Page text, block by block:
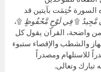
السورة خُتِمَت بآيتين قد
مَّجِيدٌ ۩فِي لَوْحٍ مَّحْفُوظٍ ۩،
من واضحة، القرآن يقول كل
والشطب والإقصاء ستبوء
للاستلهام ومصدراً
تبارك وتعالى.